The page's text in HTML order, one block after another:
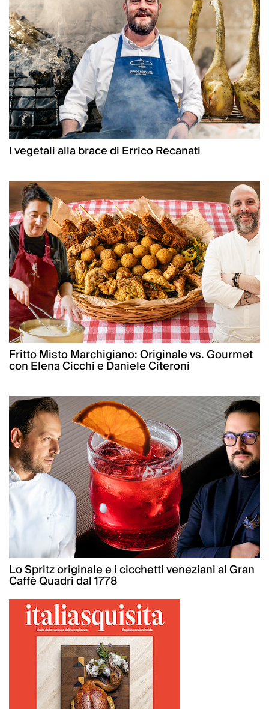
I vegetali alla brace di Errico Recanati
Fritto Misto Marchigiano: Originale vs. Gourmet
con Elena Cicchi e Daniele Citeroni
Lo Spritz originale e i cicchetti veneziani al Gran
Caffè Quadri dal 1778